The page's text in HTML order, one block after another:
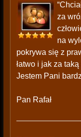
za
na
pokrywa się z
łatwo i jak za
Jestem Pani
Pan Rafał